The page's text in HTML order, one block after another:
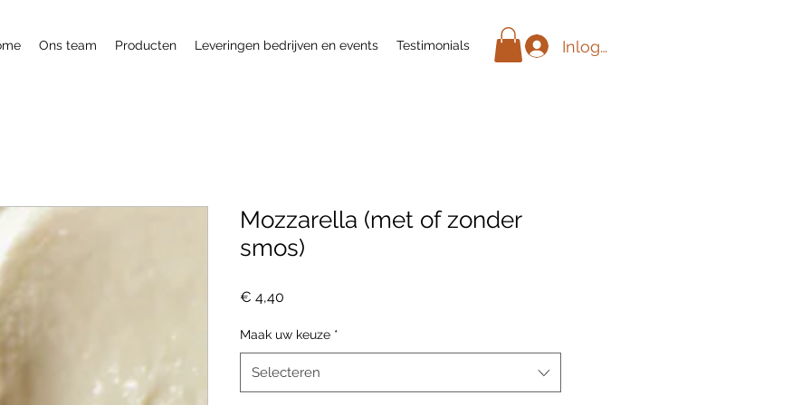
Ons team Producten Leveringen bedrijven en events Testimonials Inloggen
Mozzarella (met of zonder
smos)
€ 4,40
Maak uw keuze *
Selecteren